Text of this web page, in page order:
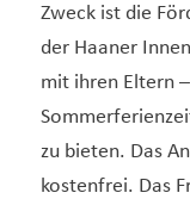
Zweck ist die
der Haaner
mit ihren Eltern
zu bieten. Das
kostenfrei. Das